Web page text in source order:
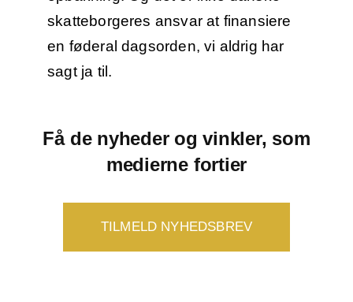
skatteborgeres ansvar at finansiere
en føderal dagsorden, vi aldrig har
sagt ja til.
Få de nyheder og vinkler, som
medierne fortier
TILMELD NYHEDSBREV